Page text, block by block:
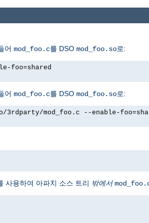
어 mod_foo.c를 DSO mod_foo.so로:
foo=shared
어 mod_foo.c를 DSO mod_foo.so로:
mod_foo.c --enable-
사용하여 아파치 소스 트리 밖에서